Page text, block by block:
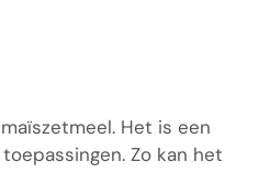
Het is een
Zo kan het